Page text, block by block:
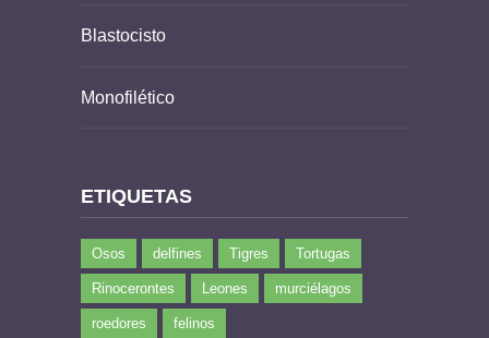
Blastocisto
Monofilético
ETIQUETAS
Osos delfines Tigres Tortugas
Rinocerontes Leones murciélagos
roedores felinos